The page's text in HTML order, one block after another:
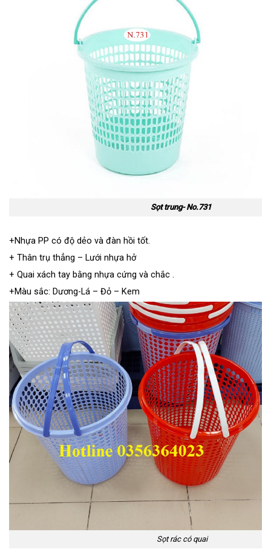
Sọt trung- No.731
+Nhựa PP có độ dẻo và đàn hồi tốt.
+ Thân trụ thẳng – Lưới nhựa hở
+ Quai xách tay bằng nhựa cứng và chắc .
+Màu sắc: Dương-Lá – Đỏ – Kem
Sọt rác có quai